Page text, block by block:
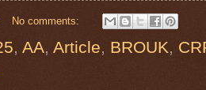
No comments:
, AA, Article, BROUK,